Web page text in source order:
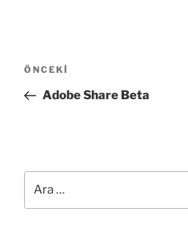
Yazı
Önceki
Yazı
ÖNCEKI
Adobe Share Beta